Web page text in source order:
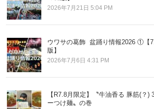
2026年7月21日 5:04 PM
ウワサの葛飾 盆踊り情報2026 ①【
版】
2026年7月6日 4:31 PM
【R7.8月限定】〝牛油香る 豚筋(？)
ーつけ麺〟の巻